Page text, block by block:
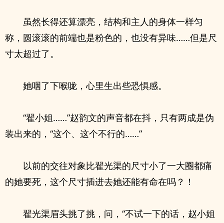
虽然长得还算漂亮，结构和主人的身体一样匀
称，圆滚滚的前端也是粉色的，也没有异味……但是尺
寸太超过了。
她咽了下喉咙，心里生出些恐惧感。
“翟小姐……”赵韵文的声音都在抖，只有两成是伪
装出来的，“这个、这个不行的……”
以前的交往对象比翟光渠的尺寸小了一大圈都痛
的她要死，这个尺寸插进去她还能有命在吗？！
翟光渠眉头挑了挑，问，“不试一下的话，赵小姐